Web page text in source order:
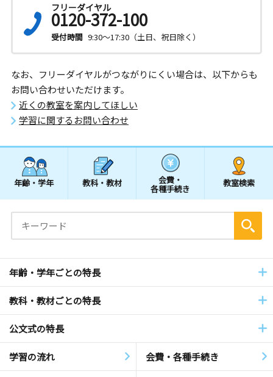
フリーダイヤル
0120-372-100
受付時間 9:30～17:30（土日、祝日除く）
なお、フリーダイヤルがつながりにくい場合は、以下からも
お問い合わせいただけます。
近くの教室を案内してほしい
学習に関するお問い合わせ
年齢・学年 教科・教材 会費・
各種手続き
教室検索
年齢・学年ごとの特長
教科・教材ごとの特長
公文式の特長
学習の流れ 会費・各種手続き